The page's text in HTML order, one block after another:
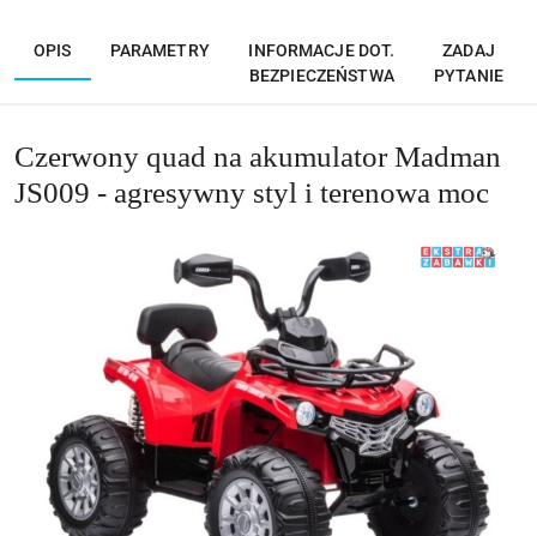
OPIS PARAMETRY
INFORMACJE DOT.
BEZPIECZEŃSTWA
ZADAJ
PYTANIE
Czerwony quad na akumulator Madman
JS009 - agresywny styl i terenowa moc